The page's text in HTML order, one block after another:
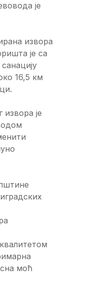
је
извора
је са
16,5 км
је
моћ